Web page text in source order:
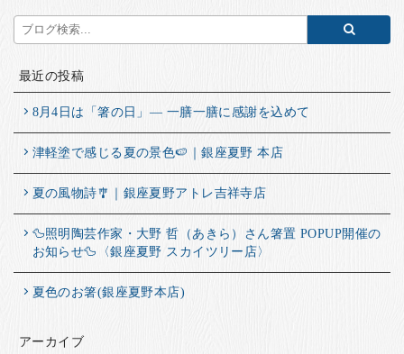
最近の投稿
8月4日は「箸の日」― 一膳一膳に感謝を込めて
津軽塗で感じる夏の景色🍉｜銀座夏野 本店
夏の風物詩🎐｜銀座夏野アトレ吉祥寺店
🦆照明陶芸作家・大野 哲（あきら）さん箸置 POPUP開催の
お知らせ🦆〈銀座夏野 スカイツリー店〉
夏色のお箸(銀座夏野本店)
アーカイブ